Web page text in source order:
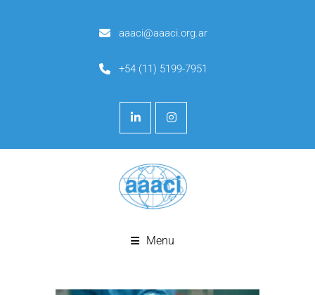
aaaci@aaaci.org.ar
+54 (11) 5199-7951
Menu